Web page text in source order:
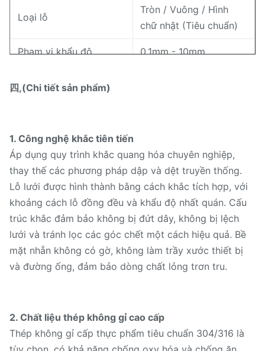
Loại lỗ
Tròn / Vuông / Hình
chữ nhật (Tiêu chuẩn)
Phạm vi khẩu độ 0,1mm - 10mm
chùi
Ứng dụng
Lọc nước, lọc chất
lỏng, lọc gia đình, thiết
bị công nghiệp nhỏ
10 CÁI (Kích thước tiêu
chuẩn trong kho)
四,(Chi tiết sản phẩm)
1. Công nghệ khắc tiên tiến
Áp dụng quy trình khắc quang hóa chuyên nghiệp,
thay thế các phương pháp dập và dệt truyền thống.
Lỗ lưới được hình thành bằng cách khắc tích hợp, với
khoảng cách lỗ đồng đều và khẩu độ nhất quán. Cấu
trúc khắc đảm bảo không bị đứt dây, không bị lệch
lưới và tránh lọc các góc chết một cách hiệu quả. Bề
mặt nhẵn không có gờ, không làm trầy xước thiết bị
và đường ống, đảm bảo dòng chất lỏng trơn tru.
2. Chất liệu thép không gỉ cao cấp
Thép không gỉ cấp thực phẩm tiêu chuẩn 304/316 là